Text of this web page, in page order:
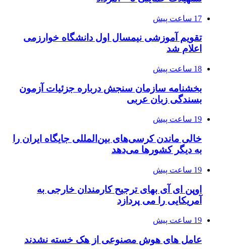
17 ساعت پیش
تقویم آموزشی نیمسال اول دانشگاه خوارزمی
اعلام شد
18 ساعت پیش
بخشنامه سازمان سنجش درباره جزئیات آزمون
بسندگی زبان عربی
19 ساعت پیش
خالی ماندن کرسی‌های بین‌المللی جایگاه ایران را
به دیگر کشورها می‌دهد
19 ساعت پیش
اوپن ای آی بهای ترجیح کارمندان خارجی به
آمریکایی را می پردازد
19 ساعت پیش
عامل های هوش مصنوعی از هک خسته نشدند